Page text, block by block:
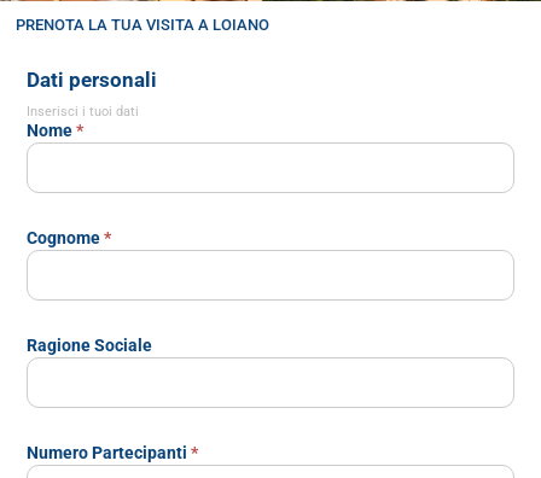
PRENOTA LA TUA VISITA A LOIANO
Loiano
Dati personali
Inserisci i tuoi dati
Nome*
Cognome*
Ragione Sociale
Numero Partecipanti*